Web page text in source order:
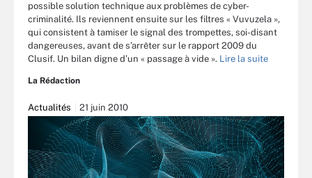
possible solution technique aux problèmes de cyber-
criminalité. Ils reviennent ensuite sur les filtres « Vuvuzela »,
qui consistent à tamiser le signal des trompettes, soi-disant
dangereuses, avant de s’arrêter sur le rapport 2009 du
Clusif. Un bilan digne d’un « passage à vide ». Lire la suite
La Rédaction
Actualités 21 juin 2010